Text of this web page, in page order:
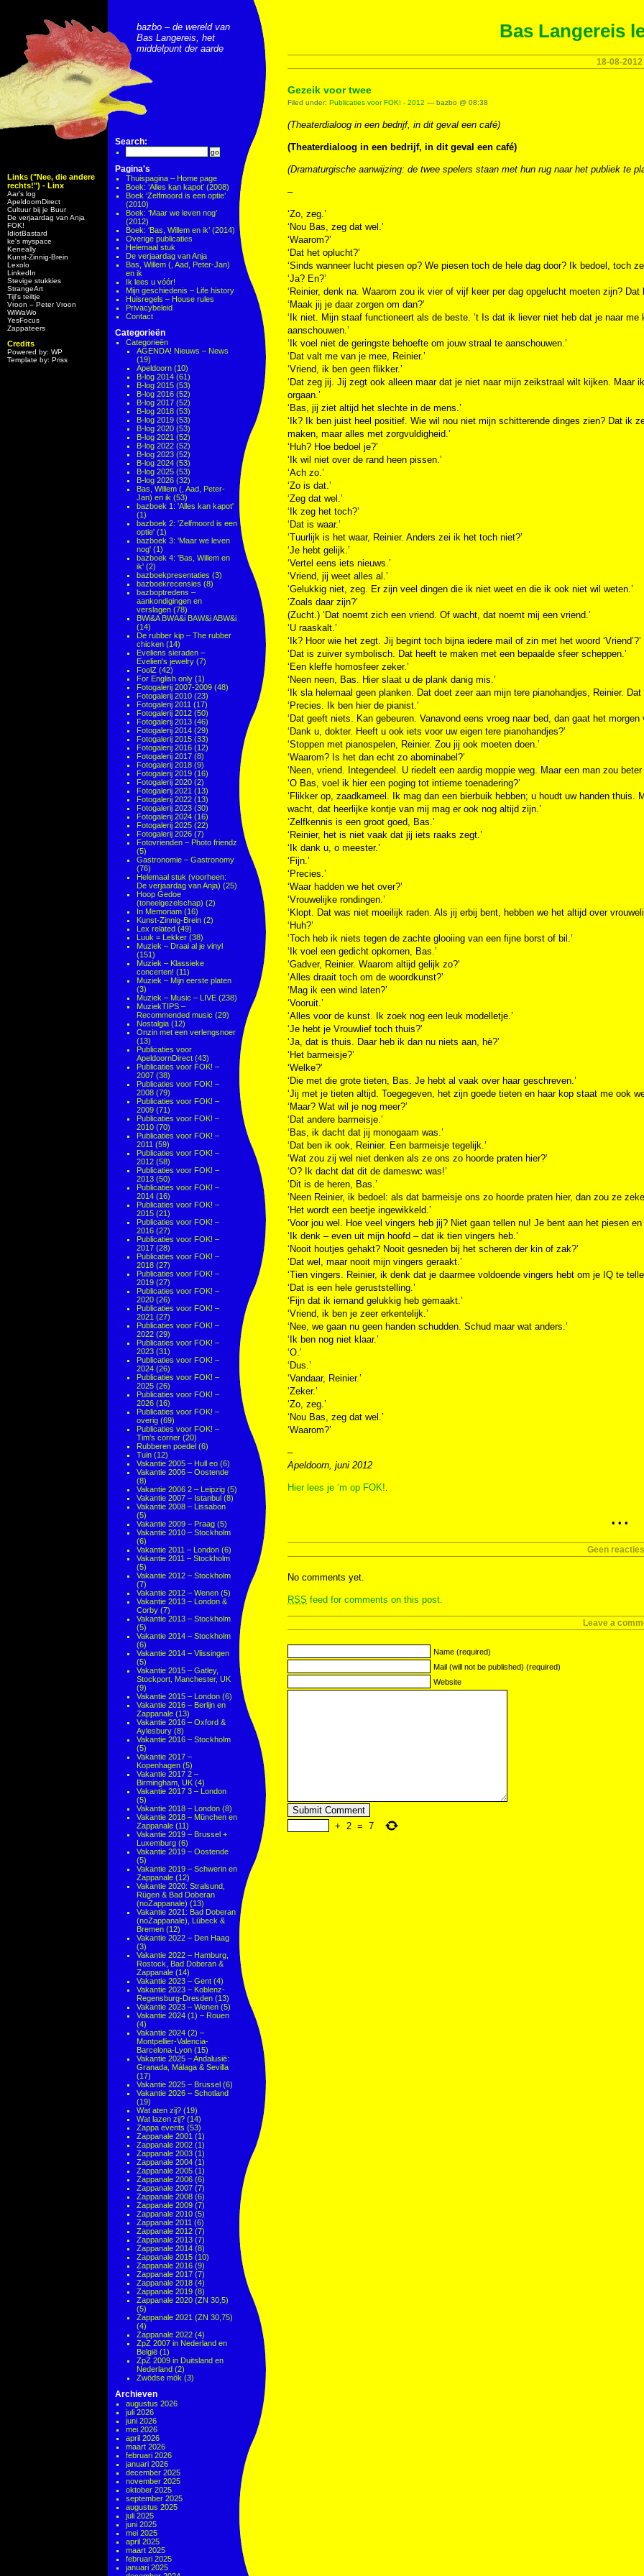
Links ("Nee, die andere
rechts!") - Linx
Aar’s log
ApeldoornDirect
Cultuur bij je Buur
De verjaardag van Anja
FOK!
IdiotBastard
ke's myspace
Keneally
Kunst-Zinnig-Brein
Lexolo
LinkedIn
Stevige stukkies
StrangeArt
Tijl’s teiltje
Vroon – Peter Vroon
WiWaWo
YesFocus
Zappateers
Credits
Powered by: WP
Template by: Priss
bazbo – de wereld van
Bas Langereis, het
middelpunt der aarde
Search:
Pagina's
Thuispagina – Home page
Boek: ‘Alles kan kapot’ (2008)
Boek ‘Zelfmoord is een optie’
(2010)
Boek: ‘Maar we leven nog’
(2012)
Boek: ‘Bas, Willem en ik’ (2014)
Overige publicaties
Helemaal stuk
De verjaardag van Anja
Bas, Willem (, Aad, Peter-Jan)
en ik
Ik lees u vóór!
Mijn geschiedenis – Life history
Huisregels – House rules
Privacybeleid
Contact
Categorieën
Categorieën
AGENDA! Nieuws – News
(19)
Apeldoorn (10)
B-log 2014 (61)
B-log 2015 (53)
B-log 2016 (52)
B-log 2017 (52)
B-log 2018 (53)
B-log 2019 (53)
B-log 2020 (53)
B-log 2021 (52)
B-log 2022 (52)
B-log 2023 (52)
B-log 2024 (53)
B-log 2025 (53)
B-log 2026 (32)
Bas, Willem (, Aad, Peter-
Jan) en ik (53)
bazboek 1: 'Alles kan kapot'
(1)
bazboek 2: 'Zelfmoord is een
optie' (1)
bazboek 3: 'Maar we leven
nog' (1)
bazboek 4: 'Bas, Willem en
ik' (2)
bazboekpresentaties (3)
bazboekrecensies (8)
bazboptredens –
aankondigingen en
verslagen (78)
BWi&A BWA&i BAW&i ABW&i
(14)
De rubber kip – The rubber
chicken (14)
Eveliens sieraden –
Evelien's jewelry (7)
FoolZ (42)
For English only (1)
Fotogalerij 2007-2009 (48)
Fotogalerij 2010 (23)
Fotogalerij 2011 (17)
Fotogalerij 2012 (50)
Fotogalerij 2013 (46)
Fotogalerij 2014 (29)
Fotogalerij 2015 (33)
Fotogalerij 2016 (12)
Fotogalerij 2017 (8)
Fotogalerij 2018 (9)
Fotogalerij 2019 (16)
Fotogalerij 2020 (2)
Fotogalerij 2021 (13)
Fotogalerij 2022 (13)
Fotogalerij 2023 (30)
Fotogalerij 2024 (16)
Fotogalerij 2025 (22)
Fotogalerij 2026 (7)
Fotovrienden – Photo friendz
(5)
Gastronomie – Gastronomy
(76)
Helemaal stuk (voorheen:
De verjaardag van Anja) (25)
Hoop Gedoe
(toneelgezelschap) (2)
In Memoriam (16)
Kunst-Zinnig-Brein (2)
Lex related (49)
Luuk = Lekker (38)
Muziek – Draai al je vinyl
(151)
Muziek – Klassieke
concerten! (11)
Muziek – Mijn eerste platen
(3)
Muziek – Music – LIVE (238)
MuziekTIPS –
Recommended music (29)
Nostalgia (12)
Onzin met een verlengsnoer
(13)
Publicaties voor
ApeldoornDirect (43)
Publicaties voor FOK! –
2007 (38)
Publicaties voor FOK! –
2008 (79)
Publicaties voor FOK! –
2009 (71)
Publicaties voor FOK! –
2010 (70)
Publicaties voor FOK! –
2011 (59)
Publicaties voor FOK! –
2012 (58)
Publicaties voor FOK! –
2013 (50)
Publicaties voor FOK! –
2014 (16)
Publicaties voor FOK! –
2015 (21)
Publicaties voor FOK! –
2016 (27)
Publicaties voor FOK! –
2017 (28)
Publicaties voor FOK! –
2018 (27)
Publicaties voor FOK! –
2019 (27)
Publicaties voor FOK! –
2020 (26)
Publicaties voor FOK! –
2021 (27)
Publicaties voor FOK! –
2022 (29)
Publicaties voor FOK! –
2023 (31)
Publicaties voor FOK! –
2024 (26)
Publicaties voor FOK! –
2025 (26)
Publicaties voor FOK! –
2026 (16)
Publicaties voor FOK! –
overig (69)
Publicaties voor FOK! –
Tim's corner (20)
Rubberen poedel (6)
Tuin (12)
Vakantie 2005 – Hull eo (6)
Vakantie 2006 – Oostende
(8)
Vakantie 2006 2 – Leipzig (5)
Vakantie 2007 – Istanbul (8)
Vakantie 2008 – Lissabon
(5)
Vakantie 2009 – Praag (5)
Vakantie 2010 – Stockholm
(6)
Vakantie 2011 – London (6)
Vakantie 2011 – Stockholm
(5)
Vakantie 2012 – Stockholm
(7)
Vakantie 2012 – Wenen (5)
Vakantie 2013 – London &
Corby (7)
Vakantie 2013 – Stockholm
(5)
Vakantie 2014 – Stockholm
(6)
Vakantie 2014 – Vlissingen
(5)
Vakantie 2015 – Gatley,
Stockport, Manchester, UK
(9)
Vakantie 2015 – London (6)
Vakantie 2016 – Berlijn en
Zappanale (13)
Vakantie 2016 – Oxford &
Aylesbury (8)
Vakantie 2016 – Stockholm
(5)
Vakantie 2017 –
Kopenhagen (5)
Vakantie 2017 2 –
Birmingham, UK (4)
Vakantie 2017 3 – London
(5)
Vakantie 2018 – London (8)
Vakantie 2018 – München en
Zappanale (11)
Vakantie 2019 – Brussel +
Luxemburg (6)
Vakantie 2019 – Oostende
(5)
Vakantie 2019 – Schwerin en
Zappanale (12)
Vakantie 2020: Stralsund,
Rügen & Bad Doberan
(noZappanale) (13)
Vakantie 2021: Bad Doberan
(noZappanale), Lübeck &
Bremen (12)
Vakantie 2022 – Den Haag
(3)
Vakantie 2022 – Hamburg,
Rostock, Bad Doberan &
Zappanale (14)
Vakantie 2023 – Gent (4)
Vakantie 2023 – Koblenz-
Regensburg-Dresden (13)
Vakantie 2023 – Wenen (5)
Vakantie 2024 (1) – Rouen
(4)
Vakantie 2024 (2) –
Montpellier-Valencia-
Barcelona-Lyon (15)
Vakantie 2025 – Andalusië:
Granada, Málaga & Sevilla
(17)
Vakantie 2025 – Brussel (6)
Vakantie 2026 – Schotland
(19)
Wat aten zij? (19)
Wat lazen zij? (14)
Zappa events (53)
Zappanale 2001 (1)
Zappanale 2002 (1)
Zappanale 2003 (1)
Zappanale 2004 (1)
Zappanale 2005 (1)
Zappanale 2006 (6)
Zappanale 2007 (7)
Zappanale 2008 (6)
Zappanale 2009 (7)
Zappanale 2010 (5)
Zappanale 2011 (6)
Zappanale 2012 (7)
Zappanale 2013 (7)
Zappanale 2014 (8)
Zappanale 2015 (10)
Zappanale 2016 (9)
Zappanale 2017 (7)
Zappanale 2018 (4)
Zappanale 2019 (8)
Zappanale 2020 (ZN 30,5)
(5)
Zappanale 2021 (ZN 30,75)
(4)
Zappanale 2022 (4)
ZpZ 2007 in Nederland en
België (1)
ZpZ 2009 in Duitsland en
Nederland (2)
Zwödse mök (3)
Archieven
augustus 2026
juli 2026
juni 2026
mei 2026
april 2026
maart 2026
februari 2026
januari 2026
december 2025
november 2025
oktober 2025
september 2025
augustus 2025
juli 2025
juni 2025
mei 2025
april 2025
maart 2025
februari 2025
januari 2025
Bas Langereis
18-08-2012
Gezeik voor twee
Filed under: Publicaties voor FOK! - 2012 — bazbo @ 08:38
(Theaterdialoog in een bedrijf, in dit geval een café)
(Theaterdialoog in een bedrijf, in dit geval een café)
(Dramaturgische aanwijzing: de twee spelers staan met hun rug naar het publiek te
–
‘Zo, zeg.’
‘Nou Bas, zeg dat wel.’
‘Waarom?’
‘Dat het oplucht?’
‘Sinds wanneer lucht piesen op? We piesen toch de hele dag door? Ik bedoel, toch
‘Ja? En?’
‘Reinier, denk na. Waarom zou ik vier of vijf keer per dag opgelucht moeten zijn?
‘Maak jij je daar zorgen om dan?’
‘Ik niet. Mijn staaf functioneert als de beste. ’t Is dat ik liever niet heb dat je naar
aanschouwen.’
‘Ik voel niet de geringste behoefte om jouw straal te aanschouwen.’
‘Dat valt me van je mee, Reinier.’
‘Vriend, ik ben geen flikker.’
‘Dat zeg jij. Jij zegt ook alleen maar dat je niet naar mijn zeikstraal wilt kijken. Maar
orgaan.’
‘Bas, jij ziet altijd het slechte in de mens.’
‘Ik? Ik ben juist heel positief. Wie wil nou niet mijn schitterende dinges zien? Dat ik
maken, maar alles met zorgvuldigheid.’
‘Huh? Hoe bedoel je?’
‘Ik wil niet over de rand heen pissen.’
‘Ach zo.’
‘Zo is dat.’
‘Zeg dat wel.’
‘Ik zeg het toch?’
‘Dat is waar.’
‘Tuurlijk is het waar, Reinier. Anders zei ik het toch niet?’
‘Je hebt gelijk.’
‘Vertel eens iets nieuws.’
‘Vriend, jij weet alles al.’
‘Gelukkig niet, zeg. Er zijn veel dingen die ik niet weet en die ik ook niet wil weten.’
‘Zoals daar zijn?’
(Zucht.) ‘Dat noemt zich een vriend. Of wacht, dat noemt mij een vriend.’
‘U raaskalt.’
‘Ik? Hoor wie het zegt. Jij begint toch bijna iedere mail of zin met het woord ‘Vriend’?’
‘Dat is zuiver symbolisch. Dat heeft te maken met een bepaalde sfeer scheppen.’
‘Een kleffe homosfeer zeker.’
‘Neen neen, Bas. Hier slaat u de plank danig mis.’
‘Ik sla helemaal geen planken. Dat doet zeer aan mijn tere pianohandjes, Reinier.
‘Precies. Ik ben hier de pianist.’
‘Dat geeft niets. Kan gebeuren. Vanavond eens vroeg naar bed, dan gaat het morgen
‘Dank u, dokter. Heeft u ook iets voor uw eigen tere pianohandjes?’
‘Stoppen met pianospelen, Reinier. Zou jij ook moeten doen.’
‘Waarom? Is het dan echt zo abominabel?’
‘Neen, vriend. Integendeel. U riedelt een aardig moppie weg. Maar een man zou
‘O Bas, voel ik hier een poging tot intieme toenadering?’
‘Flikker op, zaadkameel. Ik mag dan een bierbuik hebben; u houdt uw handen
wacht, dat heerlijke kontje van mij mag er ook nog altijd zijn.’
‘Zelfkennis is een groot goed, Bas.’
‘Reinier, het is niet vaak dat jij iets raaks zegt.’
‘Ik dank u, o meester.’
‘Fijn.’
‘Precies.’
‘Waar hadden we het over?’
‘Vrouwelijke rondingen.’
‘Klopt. Dat was niet moeilijk raden. Als jij erbij bent, hebben we het altijd over
‘Huh?’
‘Toch heb ik niets tegen de zachte glooiing van een fijne borst of bil.’
‘Ik voel een gedicht opkomen, Bas.’
‘Gadver, Reinier. Waarom altijd gelijk zo?’
‘Alles draait toch om de woordkunst?’
‘Mag ik een wind laten?’
‘Vooruit.’
‘Alles voor de kunst. Ik zoek nog een leuk modelletje.’
‘Je hebt je Vrouwlief toch thuis?’
‘Ja, dat is thuis. Daar heb ik dan nu niets aan, hè?’
‘Het barmeisje?’
‘Welke?’
‘Die met die grote tieten, Bas. Je hebt al vaak over haar geschreven.’
‘Jij met je tieten altijd. Toegegeven, het zijn goede tieten en haar kop staat me ook
‘Maar? Wat wil je nog meer?’
‘Dat andere barmeisje.’
‘Bas, ik dacht dat jij monogaam was.’
‘Dat ben ik ook, Reinier. Een barmeisje tegelijk.’
‘Wat zou zij wel niet denken als ze ons zo hoorde praten hier?’
‘O? Ik dacht dat dit de dameswc was!’
‘Dit is de heren, Bas.’
‘Neen Reinier, ik bedoel: als dat barmeisje ons zo hoorde praten hier, dan zou ze
‘Het wordt een beetje ingewikkeld.’
‘Voor jou wel. Hoe veel vingers heb jij? Niet gaan tellen nu! Je bent aan het piesen
‘Ik denk – even uit mijn hoofd – dat ik tien vingers heb.’
‘Nooit houtjes gehakt? Nooit gesneden bij het scheren der kin of zak?’
‘Dat wel, maar nooit mijn vingers geraakt.’
‘Tien vingers. Reinier, ik denk dat je daarmee voldoende vingers hebt om je IQ te
‘Dat is een hele geruststelling.’
‘Fijn dat ik iemand gelukkig heb gemaakt.’
‘Vriend, ik ben je zeer erkentelijk.’
‘Nee, we gaan nu geen handen schudden. Schud maar wat anders.’
‘Ik ben nog niet klaar.’
‘O.’
‘Dus.’
‘Vandaar, Reinier.’
‘Zeker.’
‘Zo, zeg.’
‘Nou Bas, zeg dat wel.’
‘Waarom?’
–
Apeldoorn, juni 2012
Hier lees je ‘m op FOK!.
• • •
Geen
No comments yet.
RSS feed for comments on this post.
Leave a
Name (required)
Mail (will not be published) (required)
Website
+ 2 = 7